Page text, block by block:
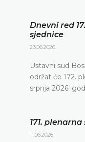
Dnevni red
sjednice
23.06.2026.
Ustavni sud
održat će 172.
srpnja 2026.
171.
11.06.2026.